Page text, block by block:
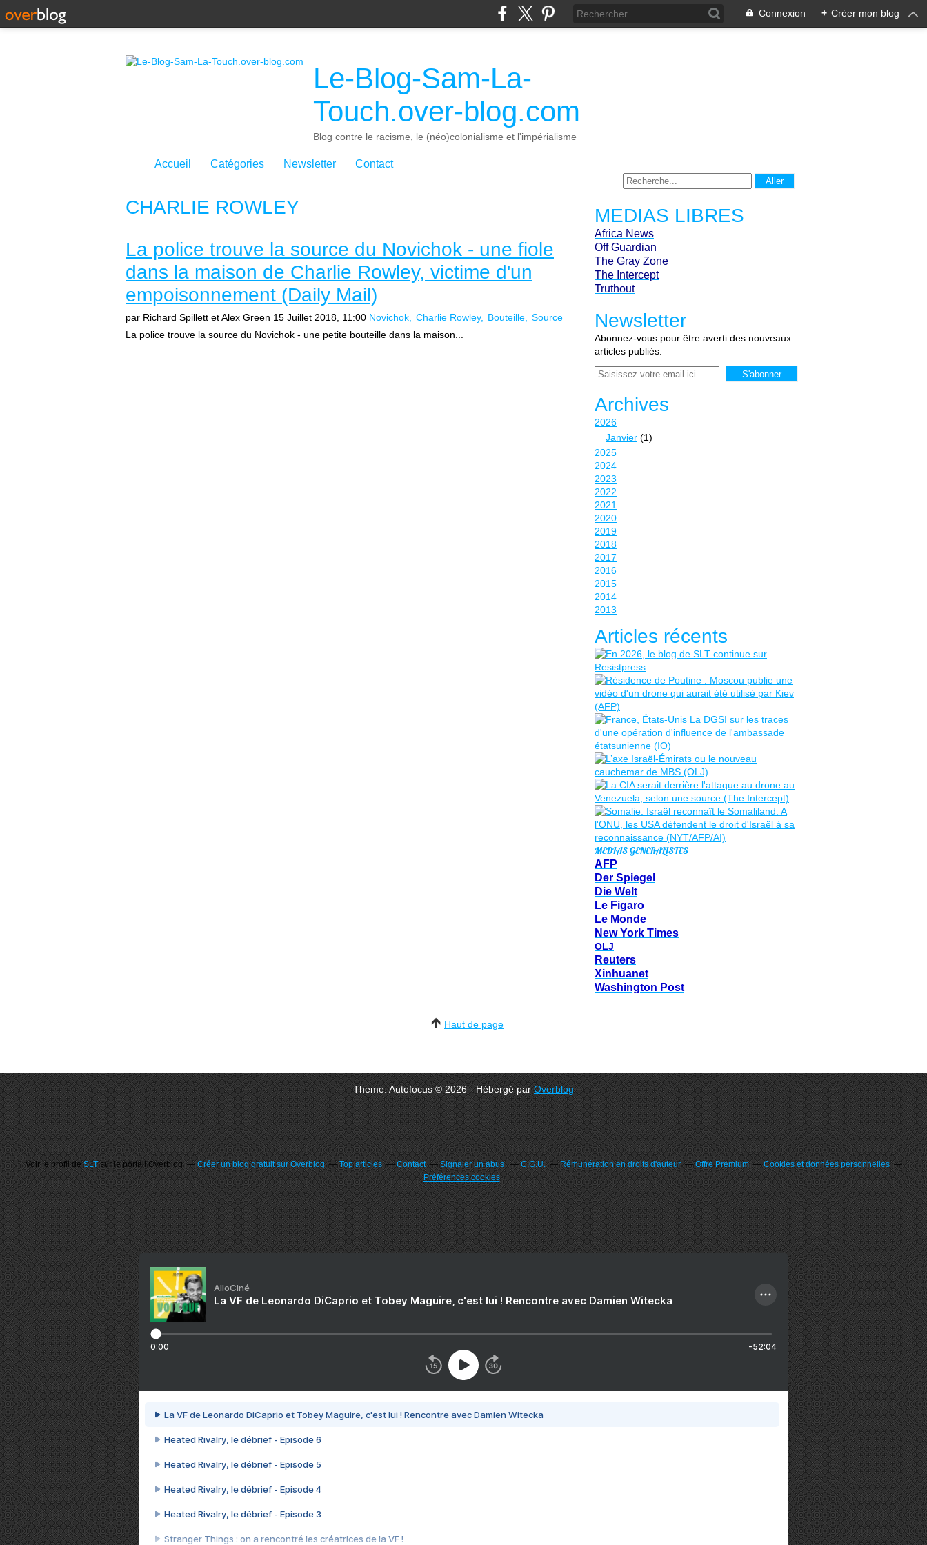
Connexion + Créer mon blog
Le-Blog-Sam-La-
Touch.over-blog.com
Blog contre le racisme, le (néo)colonialisme et l'impérialisme
Accueil Catégories Newsletter Contact
CHARLIE ROWLEY
La police trouve la source du Novichok - une fiole
dans la maison de Charlie Rowley, victime d'un
empoisonnement (Daily Mail)
par Richard Spillett et Alex Green 15 Juillet 2018, 11:00 Novichok Charlie Rowley Bouteille
Source
La police trouve la source du Novichok - une petite bouteille dans la maison...
MEDIAS LIBRES
Africa News
Off Guardian
The Gray Zone
The Intercept
Truthout
Newsletter
Abonnez-vous pour être averti des nouveaux
articles publiés.
Email
Archives
2026
Janvier (1)
2025
2024
2023
2022
2021
2020
2019
2018
2017
2016
2015
2014
2013
Articles récents
MEDIAS GENERALISTES
AFP
Der Spiegel
Die Welt
Le Figaro
Le Monde
New York Times
OLJ
Reuters
Xinhuanet
Washington Post
Haut de page
Theme: Autofocus © 2026 - Hébergé parOverblog
Voir le profil deSLTsur le portail Overblog Créer un blog gratuit sur Overblog Top articles Contact Signaler un abus C.G.U. Rémunération en droits d'auteur Offre Premium
Cookies et données personnelles
Préférences cookies
AlloCiné
La VF de Leonardo DiCaprio et Tobey Maguire, c'est lui ! Rencontre avec Damien Witecka
0:00 -52:04
La VF de Leonardo DiCaprio et Tobey Maguire, c'est lui ! Rencontre avec Damien Witecka
Heated Rivalry, le débrief - Episode 6
Heated Rivalry, le débrief - Episode 5
Heated Rivalry, le débrief - Episode 4
Heated Rivalry, le débrief - Episode 3
Stranger Things : on a rencontré les créatrices de la VF !